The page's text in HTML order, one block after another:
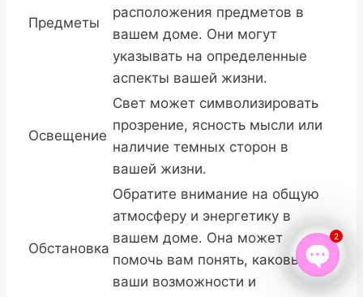
Предметы
расположения предметов в
вашем доме. Они могут
указывать на определенные
аспекты вашей жизни.
Освещение
Свет может символизировать
прозрение, ясность мысли или
наличие темных сторон в
вашей жизни.
Обстановка
Обратите внимание на общую
атмосферу и энергетику в
вашем доме. Она может
помочь вам понять, каковы
ваши возможности и
2